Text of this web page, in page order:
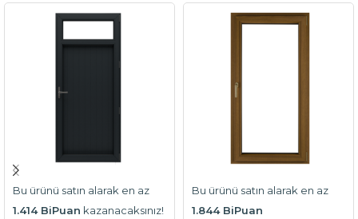
Bu ürünü satın alarak en az
1.414 BiPuan kazanacaksınız!
Bu ürünü satın alarak en az
1.844 BiPuan